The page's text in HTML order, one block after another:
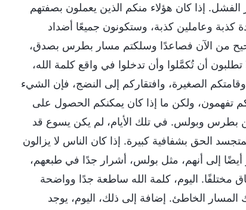
إذا كان هؤلاء منكم الذين يعملون بصفتهم
كذبة وعاملين كذبة، وستكونون جميعًا أضداد
من الآن فصاعدًا وسلكتم مسار بطرس بصدق،
أن تُكمَّلوا وأن تدخلوا في واقع كلمة الله،
الصغيرة، وافتقاركم إلى النضج، فإن الشيء
تفهمون، ولكن ما إذا كان يمكنكم الحصول على
بطرس وبولس. في تلك الأيام، لم يكن يسوع قد
الحق بشفافية كبيرة. إذا كان الناس لا يزالون
إلى أنهم، مثل بولس، أشرار جدًا في طبعهم،
مختلفًا. اليوم، كلمة الله ساطعة جدًا وواضحة
المسار الخاطئ. إضافة إلى ذلك، اليوم، يوجد